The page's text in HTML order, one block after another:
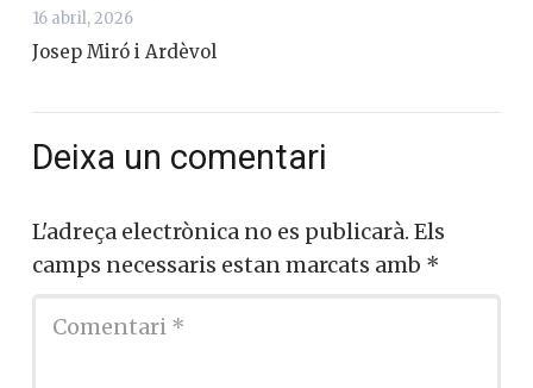
16 abril, 2026
Josep Miró i Ardèvol
Deixa un comentari
L'adreça electrònica no es publicarà. Els
camps necessaris estan marcats amb *